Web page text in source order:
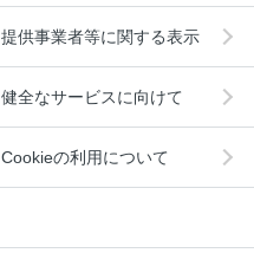
提供事業者等に関する表示
健全なサービスに向けて
Cookieの利用について